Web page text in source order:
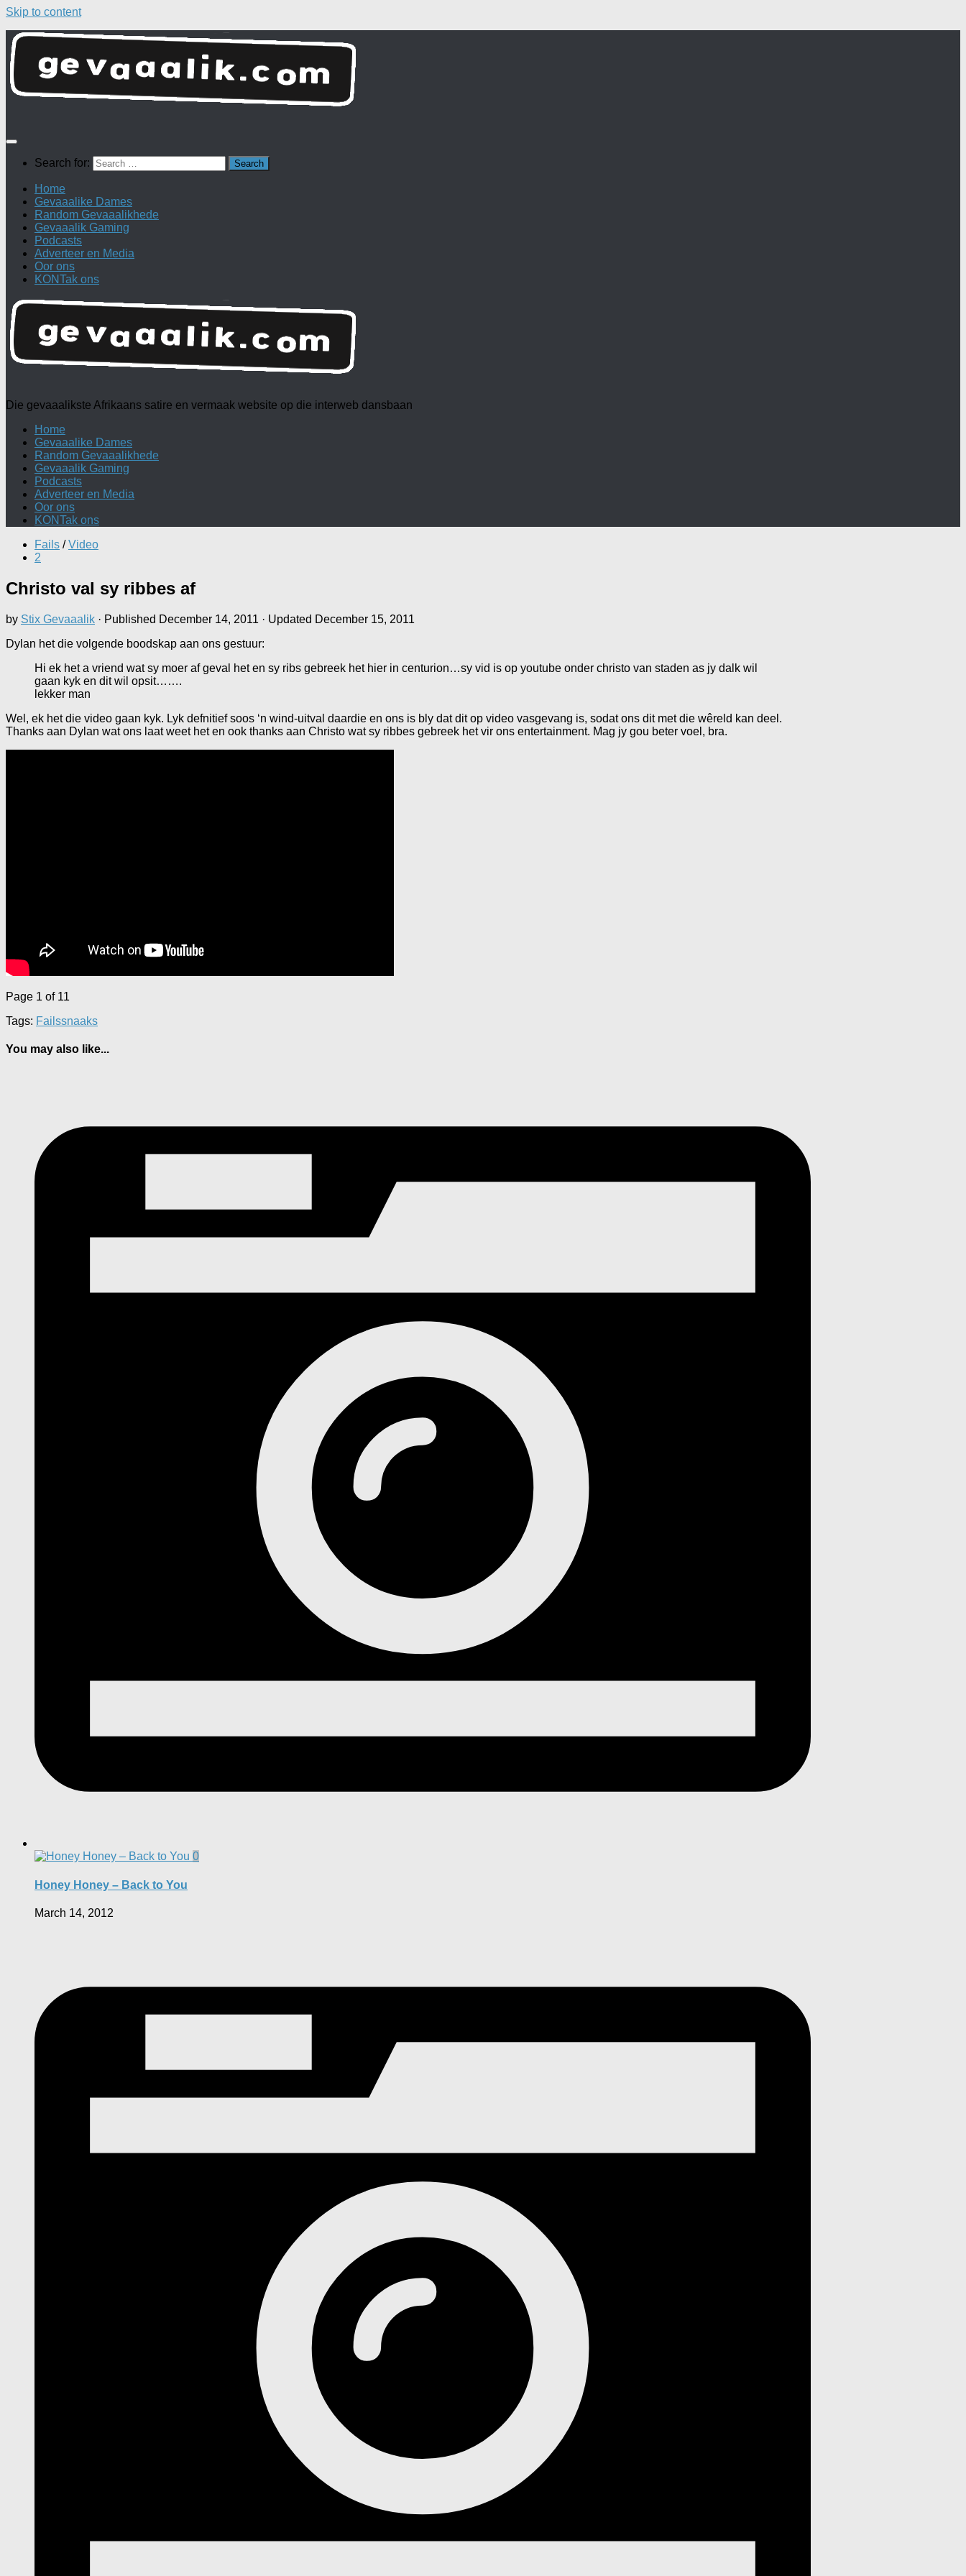
Skip to content
Search for:
Home
Gevaaalike Dames
Random Gevaaalikhede
Gevaaalik Gaming
Podcasts
Adverteer en Media
Oor ons
KONTak ons
Die gevaaalikste Afrikaans satire en vermaak website op die interweb dansbaan
Home
Gevaaalike Dames
Random Gevaaalikhede
Gevaaalik Gaming
Podcasts
Adverteer en Media
Oor ons
KONTak ons
Fails / Video
2
Christo val sy ribbes af
by Stix Gevaaalik · Published December 14, 2011 · Updated December 15, 2011
Dylan het die volgende boodskap aan ons gestuur:
Hi ek het a vriend wat sy moer af geval het en sy ribs gebreek het hier in centurion…sy vid is op youtube onder christo van staden as jy dalk wil
gaan kyk en dit wil opsit…….
lekker man
Wel, ek het die video gaan kyk. Lyk defnitief soos ‘n wind-uitval daardie en ons is bly dat dit op video vasgevang is, sodat ons dit met die wêreld kan deel.
Thanks aan Dylan wat ons laat weet het en ook thanks aan Christo wat sy ribbes gebreek het vir ons entertainment. Mag jy gou beter voel, bra.
Page 1 of 11
Tags: Failssnaaks
You may also like...
0
Honey Honey – Back to You
March 14, 2012